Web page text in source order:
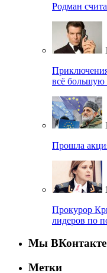
Родман
всё большую
Прошла
Прокурор
лидеров по
Мы ВКонтакте
Метки